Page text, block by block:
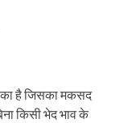
है जिसका मकसद
किसी भेद भाव के